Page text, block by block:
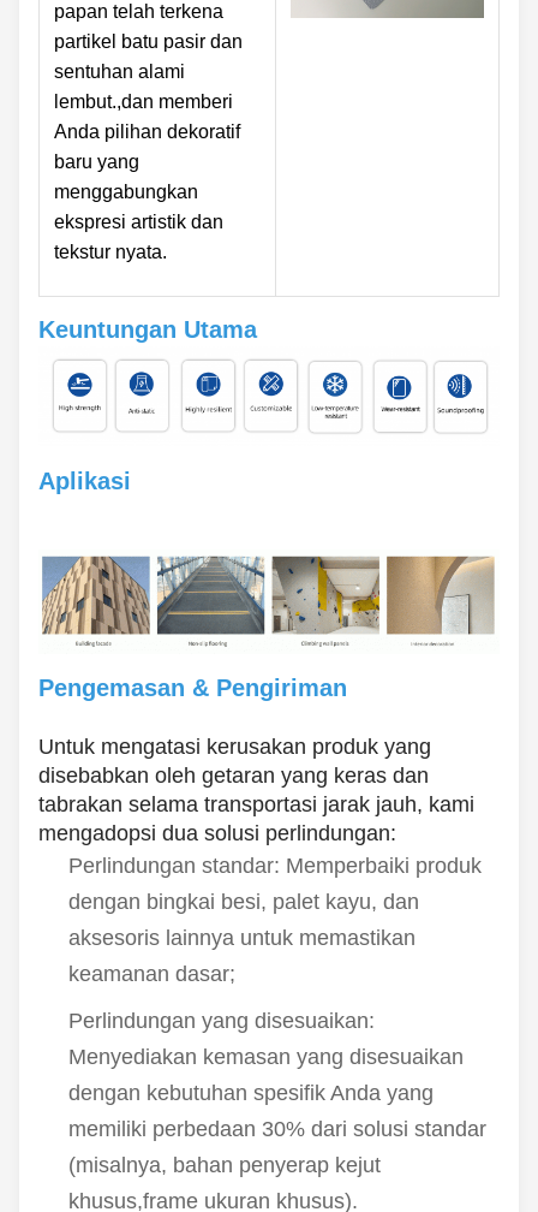
papan telah terkena
partikel batu pasir dan
sentuhan alami
lembut.,dan memberi
Anda pilihan dekoratif
baru yang
menggabungkan
ekspresi artistik dan
tekstur nyata.
Keuntungan Utama
Aplikasi
Pengemasan & Pengiriman
Untuk mengatasi kerusakan produk yang
disebabkan oleh getaran yang keras dan
tabrakan selama transportasi jarak jauh, kami
mengadopsi dua solusi perlindungan:
Perlindungan standar: Memperbaiki produk
dengan bingkai besi, palet kayu, dan
aksesoris lainnya untuk memastikan
keamanan dasar;
Perlindungan yang disesuaikan:
Menyediakan kemasan yang disesuaikan
dengan kebutuhan spesifik Anda yang
memiliki perbedaan 30% dari solusi standar
(misalnya, bahan penyerap kejut
khusus,frame ukuran khusus).